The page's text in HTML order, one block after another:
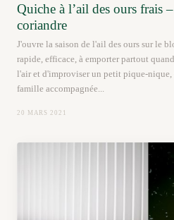
Quiche à l’ail des ours frais
coriandre
J'ouvre la saison de l'ail des ours sur le
rapide, efficace, à emporter partout
l'air et d'improviser un petit pique-
famille accompagnée...
20 MARS 2021